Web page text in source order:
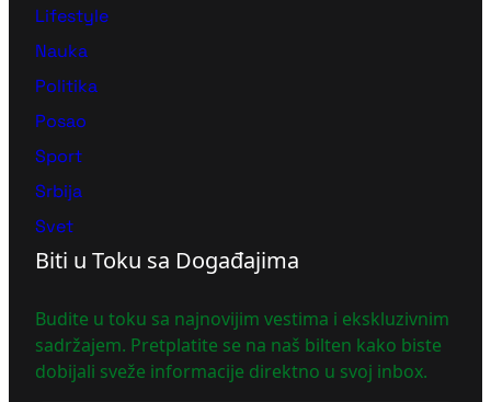
Lifestyle
Nauka
Politika
Posao
Sport
Srbija
Svet
Biti u Toku sa Događajima
Budite u toku sa najnovijim vestima i ekskluzivnim
sadržajem. Pretplatite se na naš bilten kako biste
dobijali sveže informacije direktno u svoj inbox.